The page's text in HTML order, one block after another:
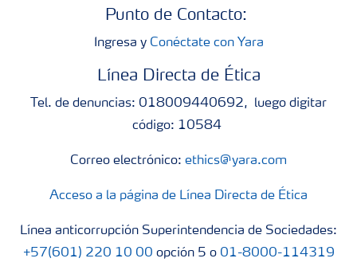
Punto de Contacto:
Ingresa y Conéctate con Yara
Línea Directa de Ética
Tel. de denuncias: 018009440692, luego digitar
código: 10584
Correo electrónico: ethics@yara.com
Acceso a la página de Línea Directa de Ética
Línea anticorrupción Superintendencia de Sociedades:
+57(601) 220 10 00 opción 5 o 01-8000-114319